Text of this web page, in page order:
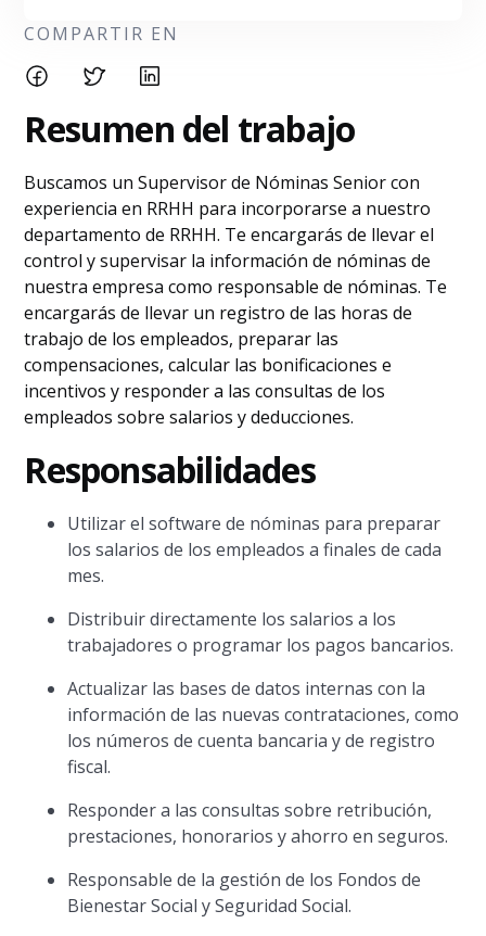
COMPARTIR EN
Resumen del trabajo
Buscamos un Supervisor de Nóminas Senior con
experiencia en RRHH para incorporarse a nuestro
departamento de RRHH. Te encargarás de llevar el
control y supervisar la información de nóminas de
nuestra empresa como responsable de nóminas. Te
encargarás de llevar un registro de las horas de
trabajo de los empleados, preparar las
compensaciones, calcular las bonificaciones e
incentivos y responder a las consultas de los
empleados sobre salarios y deducciones.
Responsabilidades
Utilizar el software de nóminas para preparar
los salarios de los empleados a finales de cada
mes.
Distribuir directamente los salarios a los
trabajadores o programar los pagos bancarios.
Actualizar las bases de datos internas con la
información de las nuevas contrataciones, como
los números de cuenta bancaria y de registro
fiscal.
Responder a las consultas sobre retribución,
prestaciones, honorarios y ahorro en seguros.
Responsable de la gestión de los Fondos de
Bienestar Social y Seguridad Social.